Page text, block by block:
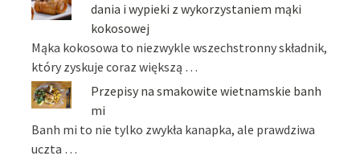
dania i wypieki z wykorzystaniem mąki
kokosowej
Mąka kokosowa to niezwykle wszechstronny składnik,
który zyskuje coraz większą …
Przepisy na smakowite wietnamskie banh
mi
Banh mi to nie tylko zwykła kanapka, ale prawdziwa
uczta …